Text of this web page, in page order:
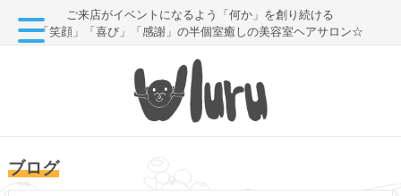
ご来店がイベントになるよう「何か」を創り続ける
「笑顔」「喜び」「感謝」の半個室癒しの美容室ヘアサロン☆
ブログ